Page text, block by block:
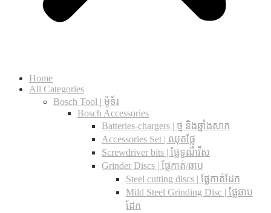
Home
All Categories
Bosch Tool | ម៉ូទ័រ
Bosch Accessories
Batteries-chargers | ថ្ម និងឆ្នាំងសាក
Accessories Set | ឈុតផ្លែ
Screwdriver bits | ផ្លែទួណឺវីស
Grinder Discs |​ ផ្លែកាត់/ឆាប
Steel cutting discs |​ ផ្លែកាត់ដែក
Mild Steel Grinding Disc | ផ្លែឆាប
ដែក